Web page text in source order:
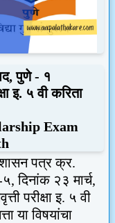
,पुणे - १
इ. ५ वी करिता
Exam
पत्र क्र.
५,दिनांक २३ मार्च,
परीक्षा इ. ५ वी
या विषयांचा